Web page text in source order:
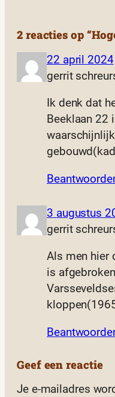
2 reacties op
22 april 2024
gerrit
Ik denk dat
Beeklaan 22
3 augustus
gerrit
Als men hier
is
Geef een reactie
Je e-mailadres